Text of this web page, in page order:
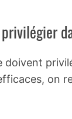
doivent
on